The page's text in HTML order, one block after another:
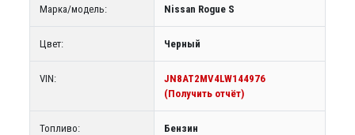
Марка/модель: Nissan Rogue S
Цвет: Черный
VIN:
JN8AT2MV4LW144976
(Получить отчёт)
Топливо: Бензин